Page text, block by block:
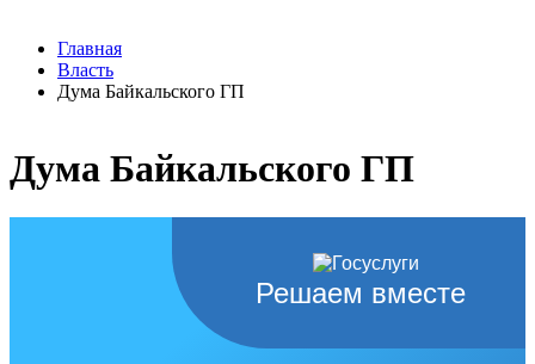
Дума Байкальского ГП
Решаем вместе
Главная
Власть
Дума Байкальского ГП